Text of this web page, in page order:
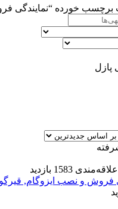
خورده “نمایندگی
1583 بازدید